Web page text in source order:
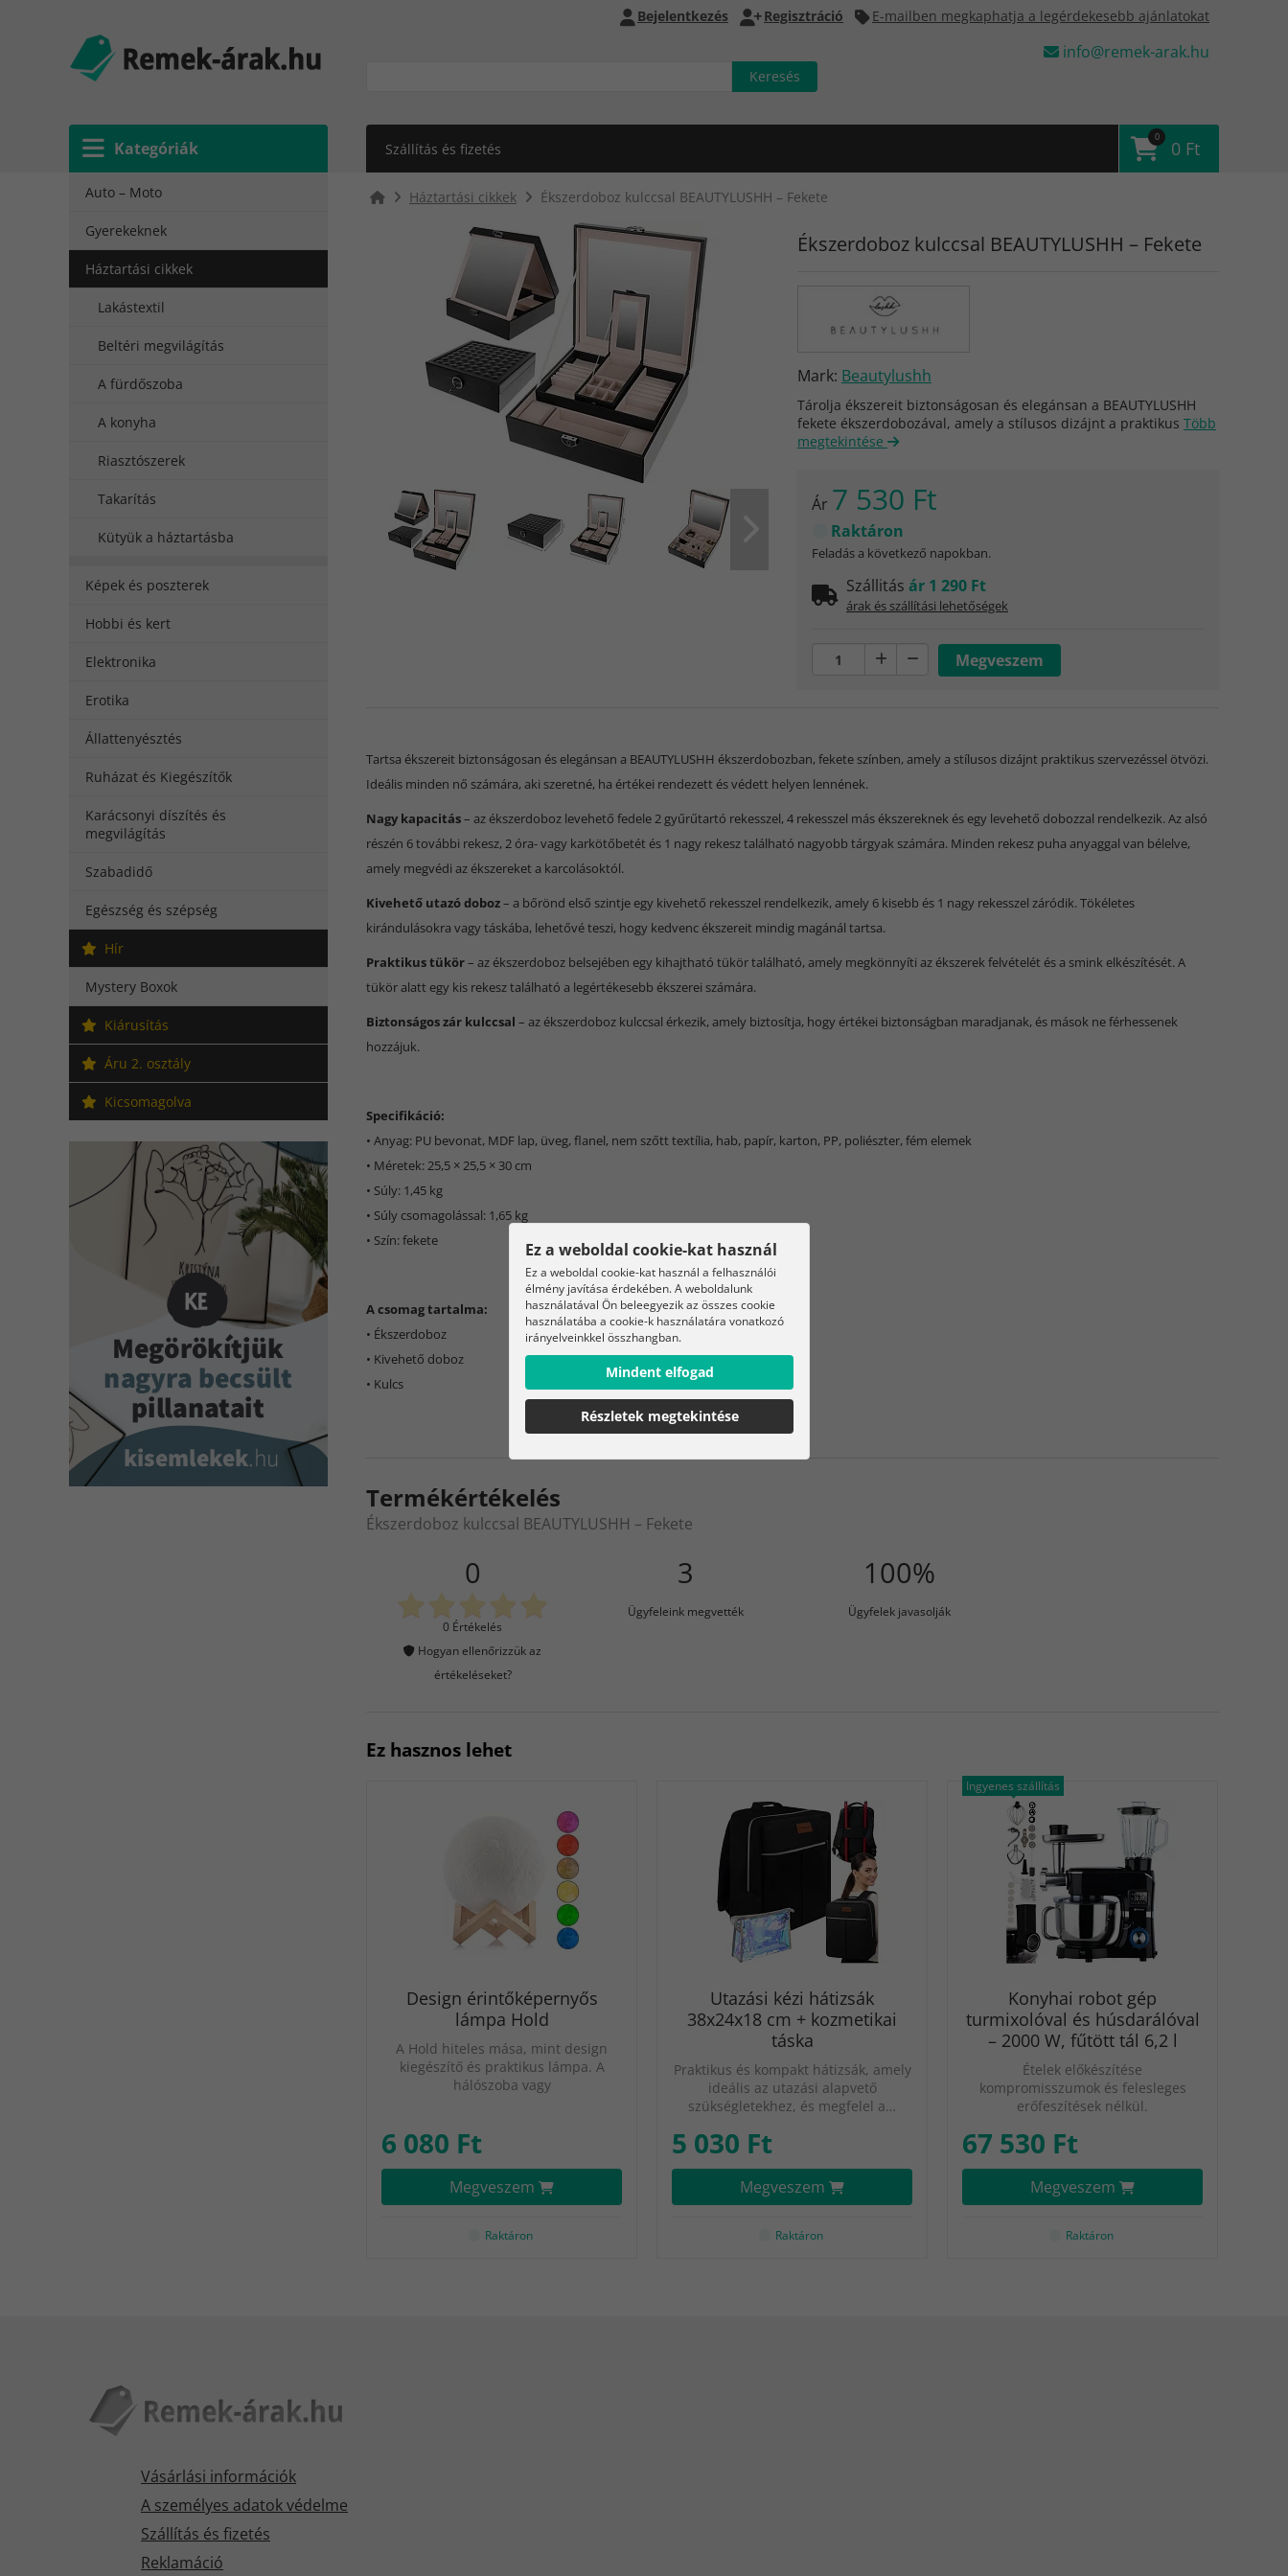
Kategóriák
Bejelentkezés Regisztráció E-mailben megkaphatja a legérdekesebb ajánlatokat
info@remek-arak.hu
Szállítás és fizetés
0
0 Ft
Auto – Moto
Gyerekeknek
Háztartási cikkek
Lakástextil
Beltéri megvilágítás
A fürdőszoba
A konyha
Riasztószerek
Takarítás
Kütyük a háztartásba
Képek és poszterek
Hobbi és kert
Elektronika
Erotika
Állattenyésztés
Ruházat és Kiegészítők
Karácsonyi díszítés és
megvilágítás
Szabadidő
Egészség és szépség
Hír
Mystery Boxok
Kiárusítás
Áru 2. osztály
Kicsomagolva
Háztartási cikkek Ékszerdoboz kulccsal BEAUTYLUSHH – Fekete
Ékszerdoboz kulccsal BEAUTYLUSHH – Fekete
Mark: Beautylushh
Tárolja ékszereit biztonságosan és elegánsan a BEAUTYLUSHH
fekete ékszerdobozával, amely a stílusos dizájnt a praktikus Több
megtekintése
Ár 7 530 Ft
Raktáron
Feladás a következő napokban.
Szállitás ár 1 290 Ft
árak és szállítási lehetőségek
Tartsa ékszereit biztonságosan és elegánsan a BEAUTYLUSHH ékszerdobozban, fekete színben, amely a stílusos dizájnt praktikus szervezéssel ötvözi.
Ideális minden nő számára, aki szeretné, ha értékei rendezett és védett helyen lennének.
Nagy kapacitás– az ékszerdoboz levehető fedele 2 gyűrűtartó rekesszel, 4 rekesszel más ékszereknek és egy levehető dobozzal rendelkezik. Az alsó
részén 6 további rekesz, 2 óra- vagy karkötőbetét és 1 nagy rekesz található nagyobb tárgyak számára. Minden rekesz puha anyaggal van bélelve,
amely megvédi az ékszereket a karcolásoktól.
Kivehető utazó doboz– a bőrönd első szintje egy kivehető rekesszel rendelkezik, amely 6 kisebb és 1 nagy rekesszel záródik. Tökéletes
kirándulásokra vagy táskába, lehetővé teszi, hogy kedvenc ékszereit mindig magánál tartsa.
Praktikus tükör– az ékszerdoboz belsejében egy kihajtható tükör található, amely megkönnyíti az ékszerek felvételét és a smink elkészítését. A
tükör alatt egy kis rekesz található a legértékesebb ékszerei számára.
Biztonságos zár kulccsal – az ékszerdoboz kulccsal érkezik, amely biztosítja, hogy értékei biztonságban maradjanak, és mások ne férhessenek
hozzájuk.
Specifikáció:
• Anyag: PU bevonat, MDF lap, üveg, flanel, nem szőtt textília, hab, papír, karton, PP, poliészter, fém elemek
• Méretek: 25,5 × 25,5 × 30 cm
• Súly: 1,45 kg
• Súly csomagolással: 1,65 kg
• Szín: fekete
A csomag tartalma:
• Ékszerdoboz
• Kivehető doboz
• Kulcs
Termékértékelés
Ékszerdoboz kulccsal BEAUTYLUSHH – Fekete
0
0 Értékelés
Hogyan ellenőrizzük az
értékeléseket?
3
Ügyfeleink megvették
100%
Ügyfelek javasolják
Ez hasznos lehet
Design érintőképernyős
lámpa Hold
A Hold hiteles mása, mint design
kiegészítő és praktikus lámpa. A
hálószoba vagy
6 080 Ft
Megveszem
Raktáron
Utazási kézi hátizsák
38x24x18 cm + kozmetikai
táska
Praktikus és kompakt hátizsák, amely
ideális az utazási alapvető
szükségletekhez, és megfelel a…
5 030 Ft
Megveszem
Raktáron
Ingyenes szállítás
Konyhai robot gép
turmixolóval és húsdarálóval
– 2000 W, fűtött tál 6,2 l
Ételek előkészítése
kompromisszumok és felesleges
erőfeszítések nélkül.
67 530 Ft
Megveszem
Raktáron
Vásárlási információk
A személyes adatok védelme
Szállítás és fizetés
Reklamáció
Ez a weboldal cookie-kat használ
Ez a weboldal cookie-kat használ a felhasználói
élmény javítása érdekében. A weboldalunk
használatával Ön beleegyezik az összes cookie
használatába a cookie-k használatára vonatkozó
irányelveinkkel összhangban.
Mindent elfogad
Részletek megtekintése